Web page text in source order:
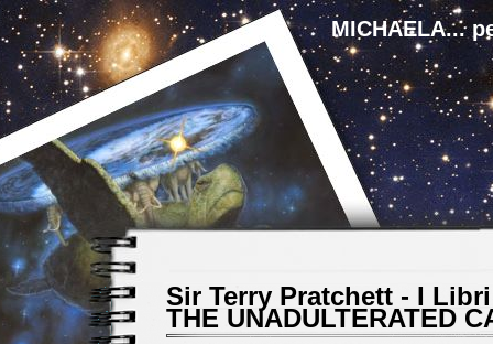
MICHAELA...
Sir Terry Pratchett - I Libri
THE UNADULTERATED